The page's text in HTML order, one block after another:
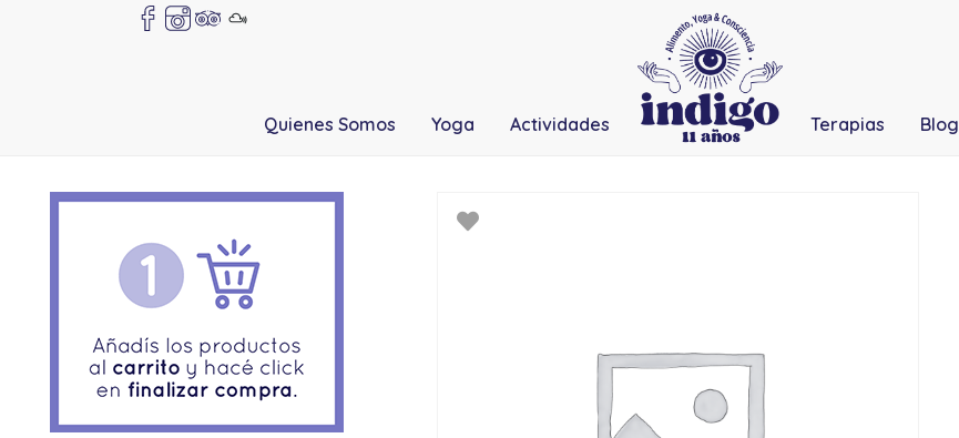
Quienes Somos Yoga Actividades Terapias Blog